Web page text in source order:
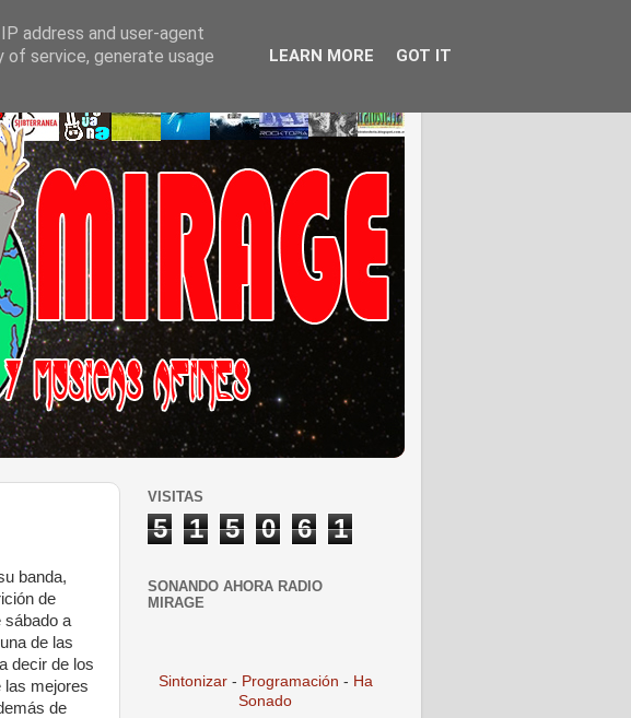
banda,
de
sábado a
de las
decir de los
las mejores
de
VISITAS
5 1 5 0 6 1
SONANDO AHORA RADIO
MIRAGE
Sintonizar - Programación - Ha
Sonado
address and user-agent
of service, generate usage
LEARN MORE GOT IT